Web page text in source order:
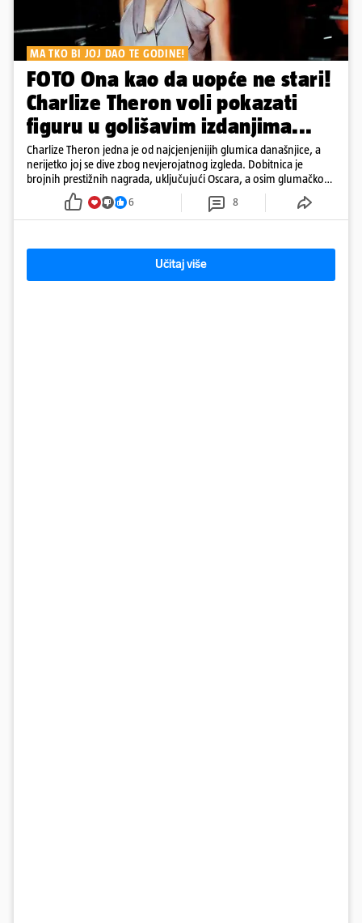
MA TKO BI JOJ DAO TE GODINE!
FOTO Ona kao da uopće ne stari!
Charlize Theron voli pokazati
figuru u golišavim izdanjima...
Charlize Theron jedna je od najcjenjenijih glumica današnjice, a
nerijetko joj se dive zbog nevjerojatnog izgleda. Dobitnica je
brojnih prestižnih nagrada, uključujući Oscara, a osim glumačkog
rada poznata je i po svom humanitarnom angažmanu. Golišave
fotke nisu joj problem, a u galeriji pogledajte kako se mijenjala
kroz godine.
6 8
Učitaj više